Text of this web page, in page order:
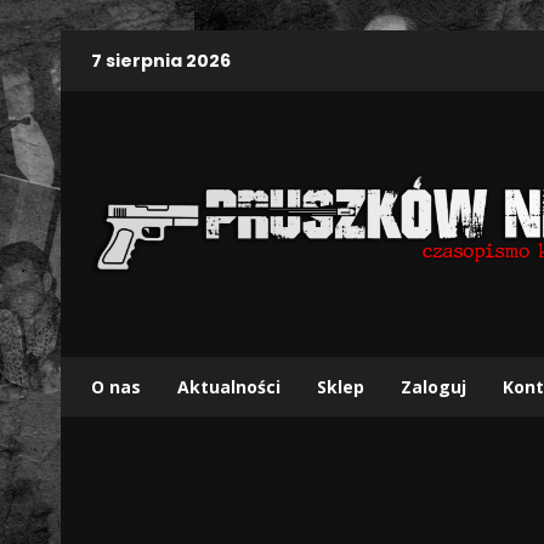
7 sierpnia 2026
O nas Aktualności Sklep Zaloguj